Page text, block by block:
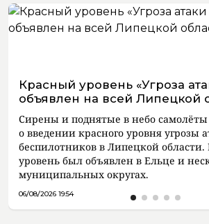
Красный уровень «Угроза
объявлен на всей Липецкой
Сирены и поднятые в небо
о введении красного уровня угрозы
беспилотников в Липецкой области.
уровень был объявлен в Ельце и
муниципальных округах.
06/08/2026 19:54